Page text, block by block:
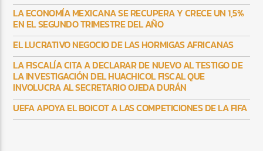
LA ECONOMÍA MEXICANA SE RECUPERA Y CRECE UN 1,5%
EN EL SEGUNDO TRIMESTRE DEL AÑO
EL LUCRATIVO NEGOCIO DE LAS HORMIGAS AFRICANAS
LA FISCALÍA CITA A DECLARAR DE NUEVO AL TESTIGO DE
LA INVESTIGACIÓN DEL HUACHICOL FISCAL QUE
INVOLUCRA AL SECRETARIO OJEDA DURÁN
UEFA APOYA EL BOICOT A LAS COMPETICIONES DE LA FIFA